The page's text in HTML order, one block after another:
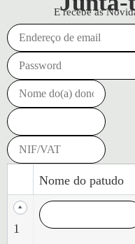
E recebe as
Nome do patudo
1